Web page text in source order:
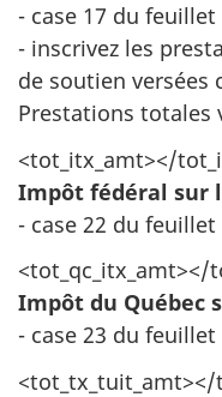
- case 17 du feuillet
- inscrivez les
de soutien versées
Prestations totales
<tot_itx_amt></
Impôt fédéral sur
- case 22 du feuillet
<tot_qc_itx_amt></
Impôt du Québec
- case 23 du feuillet